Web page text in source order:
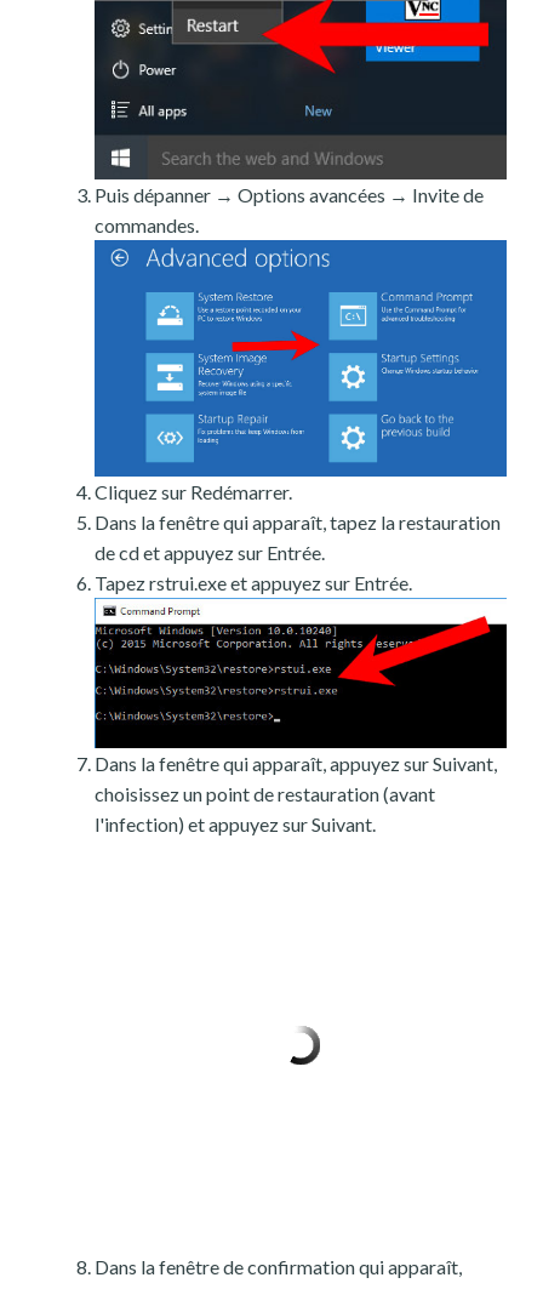
Puis dépanner → Options avancées → Invite de
commandes.
Cliquez sur Redémarrer.
Dans la fenêtre qui apparaît, tapez la restauration
de cd et appuyez sur Entrée.
Tapez rstrui.exe et appuyez sur Entrée.
Dans la fenêtre qui apparaît, appuyez sur Suivant,
choisissez un point de restauration (avant
l'infection) et appuyez sur Suivant.
Dans la fenêtre de confirmation qui apparaît,